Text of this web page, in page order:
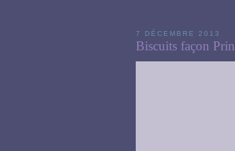
7 DÉCEMBRE 2013
Biscuits façon